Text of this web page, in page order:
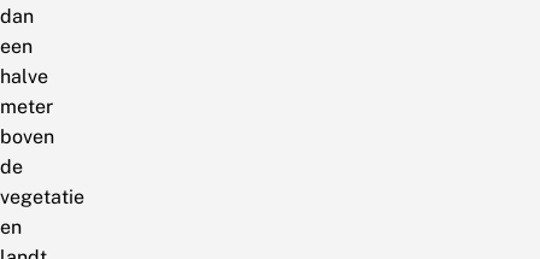
dan
een
halve
meter
boven
de
vegetatie
en